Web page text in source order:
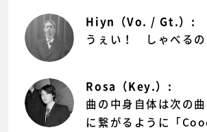
Hiyn（Vo. / Gt.）:
うぇい！ しゃべるの
Rosa（Key.）:
曲の中身自体は次の
に繋がるように「